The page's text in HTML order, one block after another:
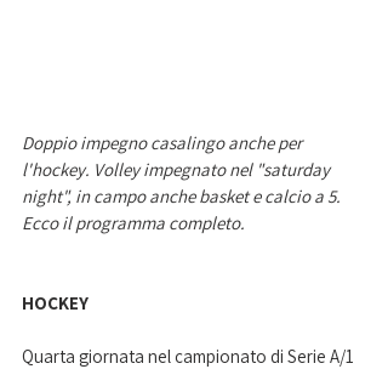
Doppio impegno casalingo anche per
l'hockey. Volley impegnato nel "saturday
night", in campo anche basket e calcio a 5.
Ecco il programma completo.
HOCKEY
Quarta giornata nel campionato di Serie A/1